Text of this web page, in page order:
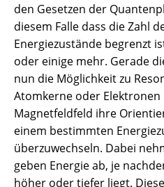
den Gesetzen der
diesem Falle dass die Zahl
Energiezustände begrenzt
oder einige mehr. Gerade
nun die Möglichkeit zu
Atomkerne oder Elektronen
Magnetfeldfeld ihre
einem bestimmten
überzuwechseln. Dabei
geben Energie ab, je
höher oder tiefer liegt.